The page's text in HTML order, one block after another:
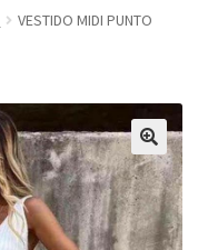
VESTIDO MIDI PUNTO